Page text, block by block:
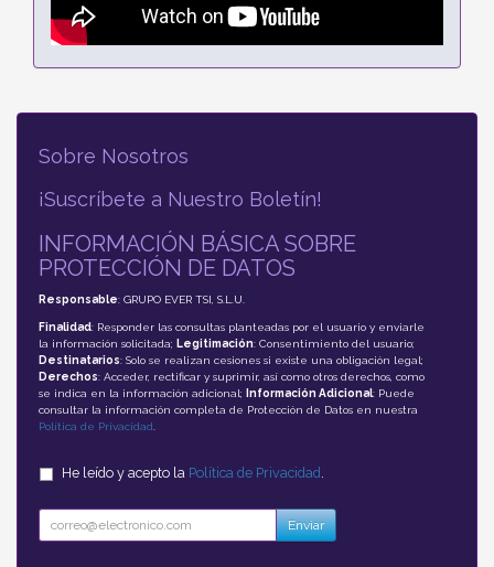
Sobre Nosotros
¡Suscríbete a Nuestro Boletín!
INFORMACIÓN BÁSICA SOBRE
PROTECCIÓN DE DATOS
Responsable: GRUPO EVER TSI, S.L.U.
Finalidad: Responder las consultas planteadas por el usuario y enviarle
la información solicitada; Legitimación: Consentimiento del usuario;
Destinatarios: Solo se realizan cesiones si existe una obligación legal;
Derechos: Acceder, rectificar y suprimir, así como otros derechos, como
se indica en la información adicional;
Información Adicional: Puede
consultar la información completa de Protección de Datos en nuestra
Política de Privacidad
He leído y acepto la Política de Privacidad
Enviar